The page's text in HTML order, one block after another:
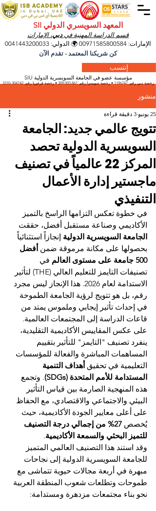
المعهد السويسري الدولي SII
قسم الدراسة المهنية فيدبي، الإمارات
إنتسب
مؤسسة عضو في الجامعة السويسرية الدولية SIU
رخصة دبي رقم:1196747• رخصة سويسرا رقم:309.005.867• رخصة قرغيزيارقم:304742-3310
الإمارات: 00971585800584 🌍 الدولي: 0041443200033
كن شريكنا المعتمد - تقدم الآن
منشور
تتويج عالمي جديد: الجامعة
السويسرية الدولية تحصد
المركز 22 عالمياً في تصنيف
ماجستير إدارة الأعمال
التنفيذي
25 يونيو 3 دقيقة قراءة
في خطوة تعكس التزامها الراسخ بالتميز
الأكاديمي وصناعة مستقبل أفضل، حققت
الجامعة السويسرية الدولية إنجازاً استثنائياً
بحصولها على مكانة مرموقة ضمن أفضل
500 جامعة على مستوى العالم
في
تصنيفات التايمز للتعليم العالي (THE) لتأثير
الاستدامة لعام 2026. هذا الإنجاز ليس مجرد
رقم، بل هو تتويج لرؤية الجامعة الطموحة
في إحداث تأثير إيجابي وملموس يمتد من
قاعات الدراسة إلى المجتمعات العالمية.
على عكس المقاييس الأكاديمية التقليدية،
ينفرد تصنيف "التايمز" للتأثير بتقييم
المساهمات المباشرة والفعالة للمؤسسات
التعليمية في تحقيق أهداف التنمية
المستدامة للأمم المتحدة (SDGs)
. وتجمع
هذه المنهجية الصارمة بين قياس التأثير
البيئي والاجتماعي والاقتصادي، مع الحفاظ
على أعلى معايير الجودة الأكاديمية، حيث
يُخصص
27% من إجمالي درجة التصنيف
للتميز البحثي والسمعة الأكاديمية.
وقد استند هذا التصنيف العالمي المتميز
للجامعة السويسرية الدولية إلى نجاحات
مبهرة في أربعة مجالات حيوية تتماشى مع
طموحات وتطلعات شعوب المنطقة العربية
نحو بناء مجتمعات مزدهرة ومستدامة: